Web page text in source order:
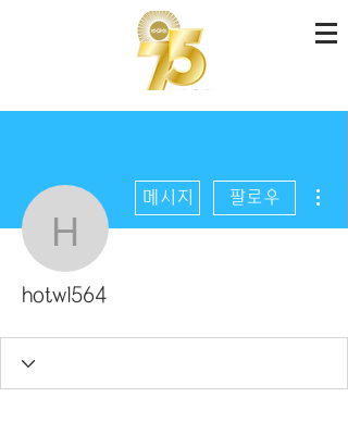
hotw1564
메시지 팔로우
hotw1564